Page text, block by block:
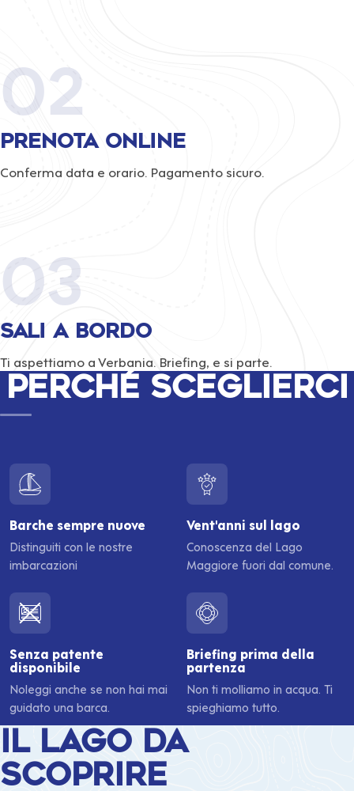
02
Prenota online
Conferma data e orario. Pagamento sicuro.
03
Sali a bordo
Ti aspettiamo a Verbania. Briefing, e si parte.
Perché sceglierci
Barche sempre nuove
Distinguiti con le nostre
imbarcazioni
Vent'anni sul lago
Conoscenza del Lago
Maggiore fuori dal comune.
Senza patente
disponibile
Noleggi anche se non hai mai
guidato una barca.
Briefing prima della
partenza
Non ti molliamo in acqua. Ti
spieghiamo tutto.
Il lago da
scoprire